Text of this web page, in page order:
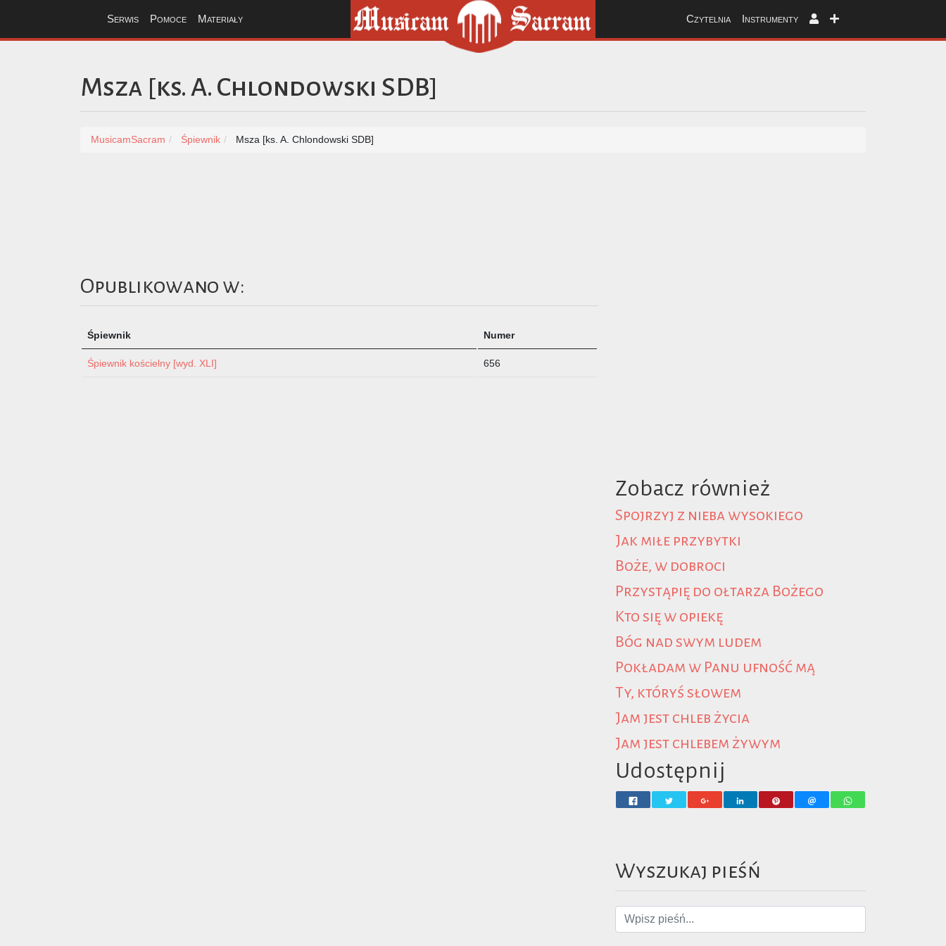
Serwis Pomoce Materiały Czytelnia Instrumenty
Msza [ks. A. Chlondowski SDB]
MusicamSacram Śpiewnik Msza [ks. A. Chlondowski SDB]
Opublikowano w:
Śpiewnik Numer
Śpiewnik kościelny [wyd. XLI] 656
Zobacz również
Spojrzyj z nieba wysokiego
Jak miłe przybytki
Boże, w dobroci
Przystąpię do ołtarza Bożego
Kto się w opiekę
Bóg nad swym ludem
Pokładam w Panu ufność mą
Ty, któryś słowem
Jam jest chleb życia
Jam jest chlebem żywym
Udostępnij
Wyszukaj pieśń